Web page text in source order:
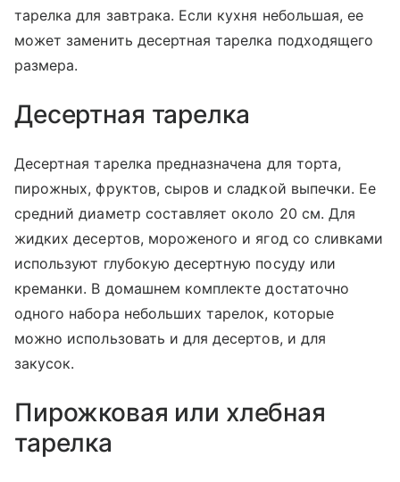
тарелка для завтрака. Если кухня небольшая, ее
может заменить десертная тарелка подходящего
размера.
Десертная тарелка
Десертная тарелка предназначена для торта,
пирожных, фруктов, сыров и сладкой выпечки. Ее
средний диаметр составляет около 20 см. Для
жидких десертов, мороженого и ягод со сливками
используют глубокую десертную посуду или
креманки. В домашнем комплекте достаточно
одного набора небольших тарелок, которые
можно использовать и для десертов, и для
закусок.
Пирожковая или хлебная
тарелка